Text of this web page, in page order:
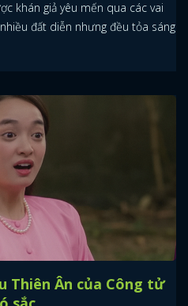
khán giả yêu mến qua các vai
đất diễn nhưng đều tỏa sáng
Thiên Ân của Công tử